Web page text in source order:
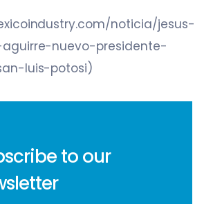
noticia/jesus-
nuevo-presidente-
luis-potosi)
to our